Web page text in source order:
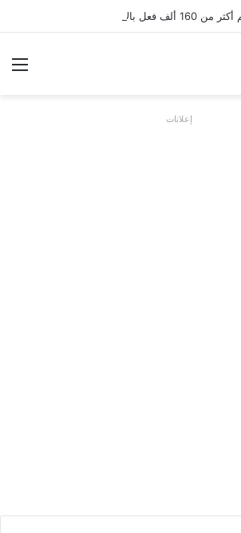
فعل بالألمانية
إعلانات